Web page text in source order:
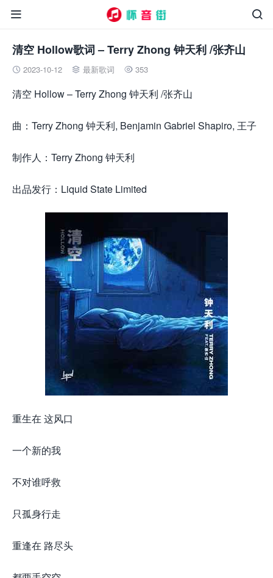


清空 Hollow歌词 – Terry Zhong 钟天利 /张齐山
 2023-10-12  最新歌词  353
清空 Hollow – Terry Zhong 钟天利 /张齐山
曲：Terry Zhong 钟天利, Benjamin Gabriel Shapiro, 王子
制作人：Terry Zhong 钟天利
出品发行：Liquid State Limited
重生在 这风口
一个新的我
不对谁呼救
只孤身行走
重逢在 路尽头